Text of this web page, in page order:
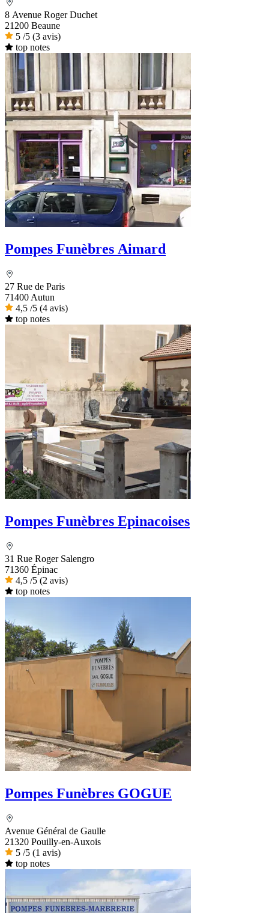
8 Avenue Roger Duchet
21200 Beaune
5 /5 (3 avis)
top notes
Pompes Funèbres Aimard
27 Rue de Paris
71400 Autun
4,5 /5 (4 avis)
top notes
Pompes Funèbres Epinacoises
31 Rue Roger Salengro
71360 Épinac
4,5 /5 (2 avis)
top notes
Pompes Funèbres GOGUE
Avenue Général de Gaulle
21320 Pouilly-en-Auxois
5 /5 (1 avis)
top notes